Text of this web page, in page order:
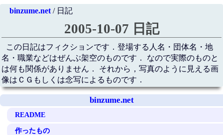
binzume.net/ 日記
2005-10-07 日記
この日記はフィクションです．登場する人名・団体名・地
名・職業などはぜんぶ架空のものです． なので実際のものと
は何も関係がありません． それから，写真のように見える画
像はＣＧもしくは念写によるものです．
binzume.net
README
作ったもの